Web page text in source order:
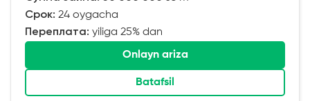
Срок: 24 oygacha
Переплата: yiliga 25% dan
Onlayn ariza
Batafsil